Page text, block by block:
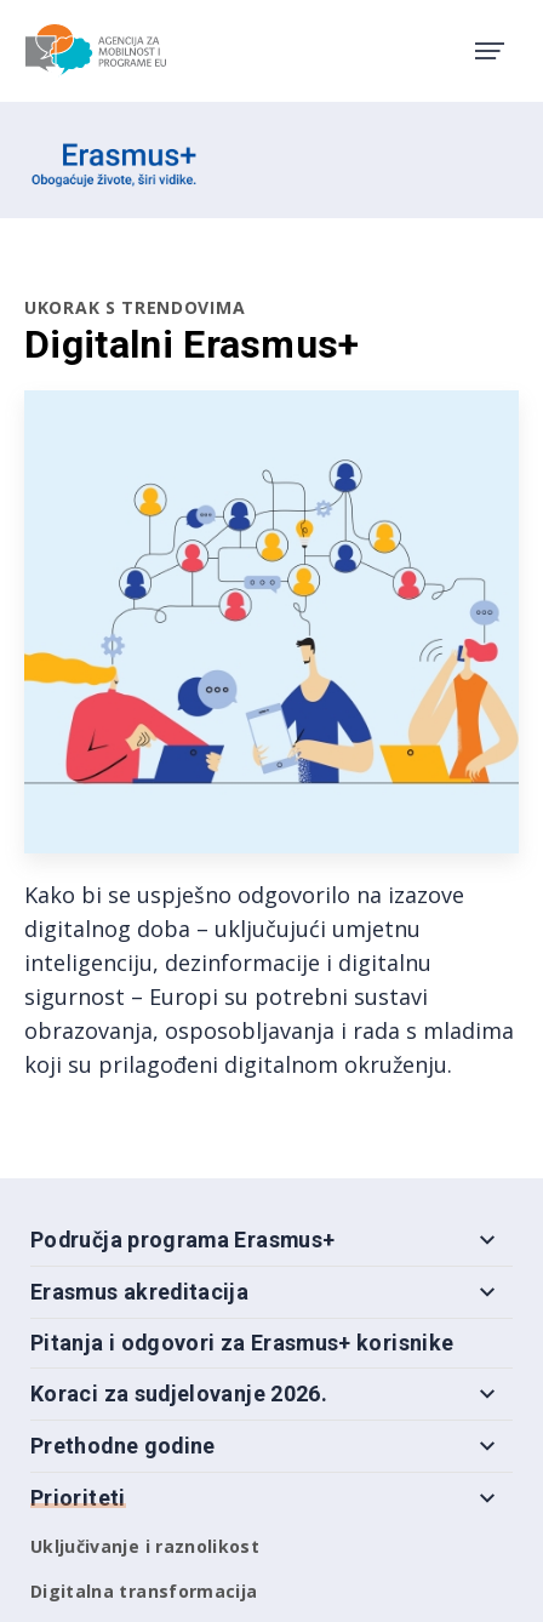
UKORAK S TRENDOVIMA
Digitalni Erasmus+
Kako bi se uspješno odgovorilo na izazove
digitalnog doba – uključujući umjetnu
inteligenciju, dezinformacije i digitalnu
sigurnost – Europi su potrebni sustavi
obrazovanja, osposobljavanja i rada s mladima
koji su prilagođeni digitalnom okruženju.
Područja programa Erasmus+
Erasmus akreditacija
Pitanja i odgovori za Erasmus+ korisnike
Koraci za sudjelovanje 2026.
Prethodne godine
Prioriteti
Uključivanje i raznolikost
Digitalna transformacija